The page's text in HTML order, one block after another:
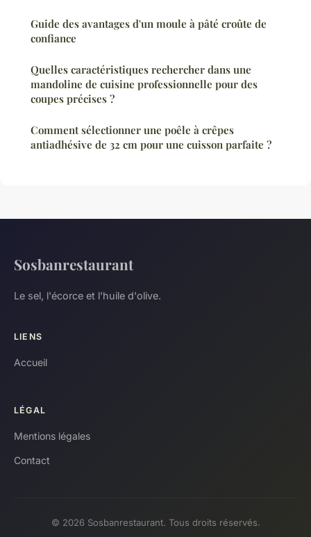
Guide des avantages d'un moule à pâté croûte de
confiance
Quelles caractéristiques rechercher dans une
mandoline de cuisine professionnelle pour des
coupes précises ?
Comment sélectionner une poêle à crêpes
antiadhésive de 32 cm pour une cuisson parfaite ?
Sosbanrestaurant
Le sel, l'écorce et l'huile d'olive.
LIENS
Accueil
LÉGAL
Mentions légales
Contact
© 2026 Sosbanrestaurant. Tous droits réservés.